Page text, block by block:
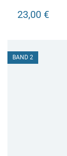
23,00 €
BAND 2